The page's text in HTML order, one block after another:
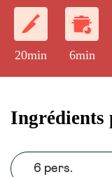
20min 6min
Ingrédients
6 pers.